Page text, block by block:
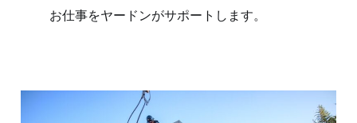
お仕事をヤードンがサポートします。